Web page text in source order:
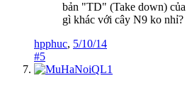
bản "TD" (Take down)
gì khác với cây N9 ko nhỉ?
hpphuc, 5/10/14
#5